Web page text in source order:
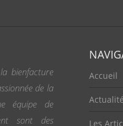
bienfacture
de la
équipe de
sont des
Accueil
Les